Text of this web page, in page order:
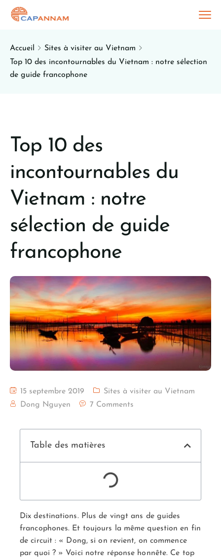
Accueil
Sites à visiter au Vietnam
Top 10 des incontournables du Vietnam : notre sélection
de guide francophone
Top 10 des
incontournables du
Vietnam : notre
sélection de guide
francophone
15 septembre 2019
Sites à visiter au Vietnam
Dong Nguyen
7 Comments
Table des matières
Dix destinations. Plus de vingt ans de guides
francophones. Et toujours la même question en fin
de circuit : « Dong, si on revient, on commence
par quoi ? » Voici notre réponse honnête. Ce top